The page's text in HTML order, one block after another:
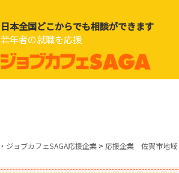
日本全国どこからでも相談ができます
若年者の就職を応援
ジョブカフェSAGA応援企業 > 応援企業 佐賀市地域